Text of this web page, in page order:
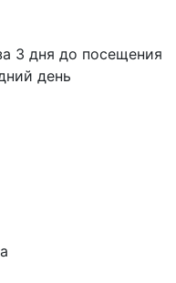
3 дня до посещения
день